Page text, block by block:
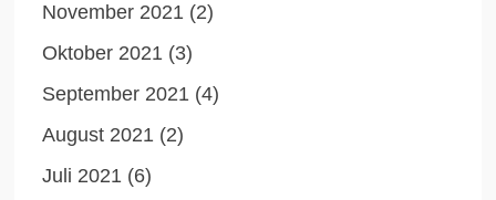
November 2021 (2)
Oktober 2021 (3)
September 2021 (4)
August 2021 (2)
Juli 2021 (6)